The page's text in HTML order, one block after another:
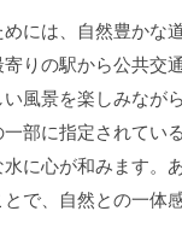
には、自然豊かな
りの駅から公共交
風景を楽しみなが
部に指定されてい
に心が和みます。
で、自然との一体